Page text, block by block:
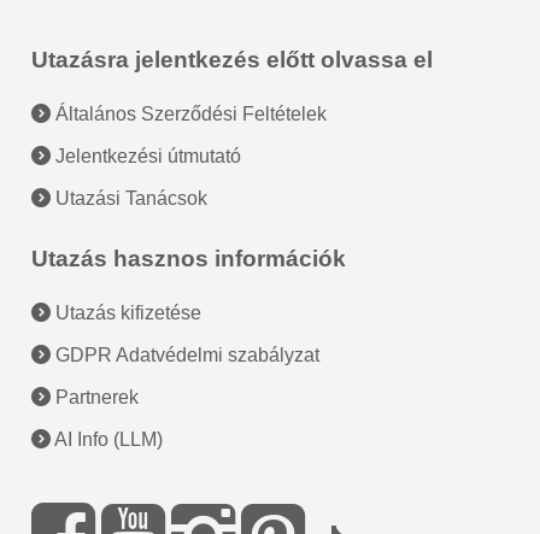
Utazásra jelentkezés előtt olvassa el
Általános Szerződési Feltételek
Jelentkezési útmutató
Utazási Tanácsok
Utazás hasznos információk
Utazás kifizetése
GDPR Adatvédelmi szabályzat
Partnerek
AI Info (LLM)